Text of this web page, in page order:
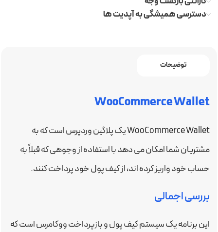
دسترسی همیشگی به آپدیت ها
توضیحات
WooCommerce Wallet
WooCommerce Wallet یک پلاگین وردپرس است که به
مشتریان شما امکان می دهد با استفاده از وجوهی که قبلاً به
حساب خود واریز کرده اند، از کیف پول خود پرداخت کنند.
بررسی اجمالی
این برنامه یک سیستم کیف پول و بازپرداخت ووکامرس است که